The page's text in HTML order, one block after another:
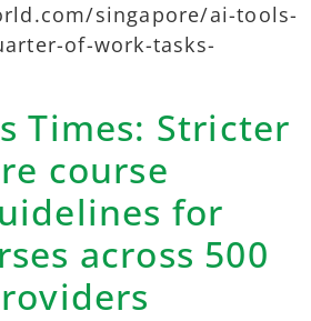
singapore/ai-tools-
of-work-tasks-
Times: Stricter
course
for
across 500